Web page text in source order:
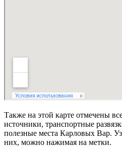
Также на этой карте отмечены
источники, транспортные
полезные места Карловых Вар.
них, можно нажимая на метки.